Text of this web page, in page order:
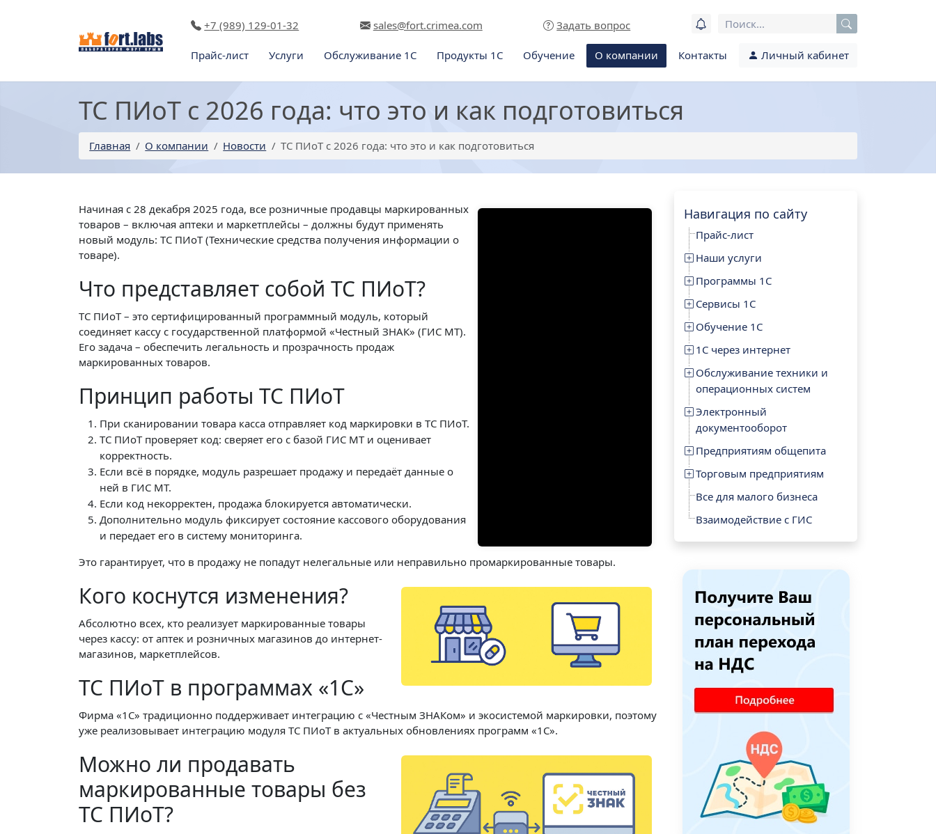
+7 (989) 129-01-32 sales@fort.crimea.com Задать вопрос
Прайс-лист Услуги Обслуживание 1С Продукты 1С Обучение О компании Контакты Личный кабинет
ТС ПИоТ с 2026 года: что это и как подготовиться
Главная О компании Новости ТС ПИоТ с 2026 года: что это и как подготовиться
Начиная с 28 декабря 2025 года, все розничные продавцы маркированных
товаров – включая аптеки и маркетплейсы – должны будут применять
новый модуль: ТС ПИоТ (Технические средства получения информации о
товаре).
Что представляет собой ТС ПИоТ?
ТС ПИоТ – это сертифицированный программный модуль, который
соединяет кассу с государственной платформой «Честный ЗНАК» (ГИС МТ).
Его задача – обеспечить легальность и прозрачность продаж
маркированных товаров.
Принцип работы ТС ПИоТ
При сканировании товара касса отправляет код маркировки в ТС ПИоТ.
ТС ПИоТ проверяет код: сверяет его с базой ГИС МТ и оценивает
корректность.
Если всё в порядке, модуль разрешает продажу и передаёт данные о
ней в ГИС МТ.
Если код некорректен, продажа блокируется автоматически.
Дополнительно модуль фиксирует состояние кассового оборудования
и передает его в систему мониторинга.
Это гарантирует, что в продажу не попадут нелегальные или неправильно промаркированные товары.
Кого коснутся изменения?
Абсолютно всех, кто реализует маркированные товары
через кассу: от аптек и розничных магазинов до интернет-
магазинов, маркетплейсов.
ТС ПИоТ в программах «1С»
Фирма «1С» традиционно поддерживает интеграцию с «Честным ЗНАКом» и экосистемой маркировки, поэтому
уже реализовывает интеграцию модуля ТС ПИоТ в актуальных обновлениях программ «1С».
Можно ли продавать
маркированные товары без
ТС ПИоТ?
Навигация по сайту
Прайс-лист
Наши услуги
Программы 1С
Сервисы 1С
Обучение 1С
1С через интернет
Обслуживание техники и
операционных систем
Электронный
документооборот
Предприятиям общепита
Торговым предприятиям
Все для малого бизнеса
Взаимодействие с ГИС